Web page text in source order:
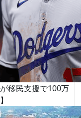
移民支援で100万